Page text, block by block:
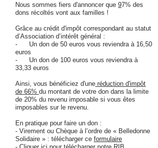
Nous sommes fiers d'annoncer que 97% des
dons récoltés vont aux familles !
Grâce au crédit d'impôt correspondant au statut
d’Association d’intérêt général :
- Un don de 50 euros vous reviendra à 16,50
euros
- Un don de 100 euros vous reviendra à
33,33 euros
Ainsi, vous bénéficiez d'une réduction d'impôt
de 66% du montant de votre don dans la limite
de 20% du revenu imposable si vous êtes
imposables sur le revenu.
En pratique pour faire un don :
- Virement ou Chèque à l’ordre de « Belledonne
Solidaire » : télécharger ce formulaire